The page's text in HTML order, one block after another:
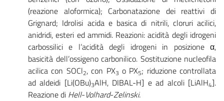
(reazione aloformica); Carbonatazione dei reattivi di
Grignard; Idrolisi acida e basica di nitrili, cloruri acilici,
anidridi, esteri ed ammidi. Reazioni: acidità degli idrogeni
carbossilici e l’acidità degli idrogeni in posizione α,
basicità dell’ossigeno carbonilico. Sostituzione nucleofila
acilica con SOCl2, con PX3 o PX5; riduzione controllata
ad aldeidi [Li(OBu)3AlH, DIBAL-H] e ad alcoli [LiAlH4].
Reazione di Hell-Volhard-Zelinski.